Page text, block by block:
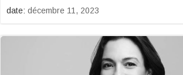
date: décembre 11, 2023